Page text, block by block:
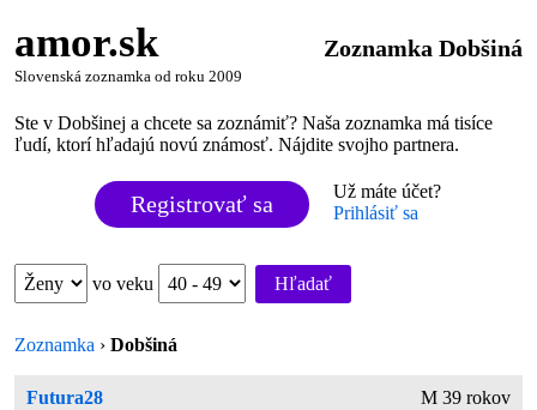
amor.sk
Slovenská zoznamka od roku 2009
Zoznamka Dobšiná
Ste v Dobšinej a chcete sa zoznámiť? Naša zoznamka má tisíce
ľudí, ktorí hľadajú novú známosť. Nájdite svojho partnera.
Registrovať sa
Už máte účet?
Prihlásiť sa
vo veku Hľadať
Zoznamka ›Dobšiná
Futura28 M 39 rokov